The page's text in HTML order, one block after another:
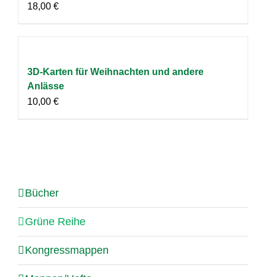
18,00 €
3D-Karten für Weihnachten und andere
Anlässe
10,00 €
Bücher
Grüne Reihe
Kongressmappen